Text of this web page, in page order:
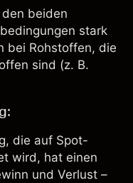
beiden
stark
bei Rohstoffen, die
sind (z. B.
die auf Spot-
wird, hat einen
und Verlust –